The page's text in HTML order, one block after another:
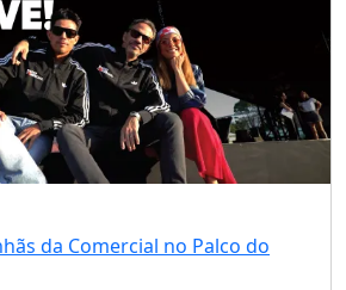
da Comercial no Palco do